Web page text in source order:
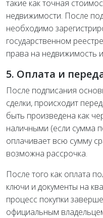
такие как точная
недвижимости. После
необходимо
государственном
права на недвижимость
5. Оплата и
После подписания
сделки, происходит
быть произведена как
наличными (если сумма
оплачивает всю сумму
возможна рассрочка.
После того как оплата
ключи и документы на
процесс покупки
официальным